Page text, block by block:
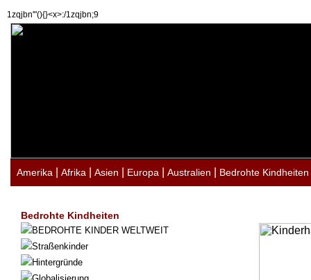
1zqjbn'"(){}<x>:/1zqjbn;9
Amerika Afrika Asien Europa Australien Bedrohte Kindheiten
Bedrohte Kindheiten
BEDROHTE KINDER WELTWEIT
Straßenkinder
Hintergründe